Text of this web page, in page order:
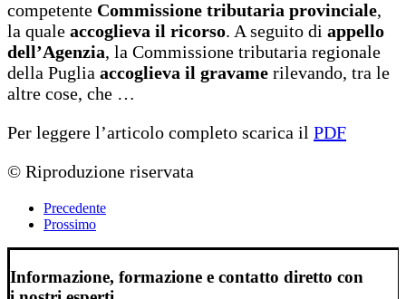
competente Commissione tributaria provinciale,
la quale accoglieva il ricorso. A seguito di appello
dell’Agenzia, la Commissione tributaria regionale
della Puglia accoglieva il gravame rilevando, tra le
altre cose, che …
Per leggere l’articolo completo scarica il PDF
© Riproduzione riservata
Precedente
Prossimo
Informazione, formazione e contatto diretto con